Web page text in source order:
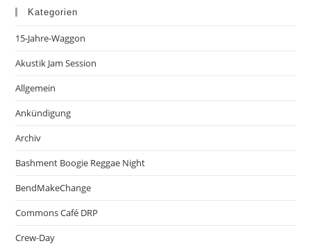
Kategorien
15-Jahre-Waggon
Akustik Jam Session
Allgemein
Ankündigung
Archiv
Bashment Boogie Reggae Night
BendMakeChange
Commons Café DRP
Crew-Day